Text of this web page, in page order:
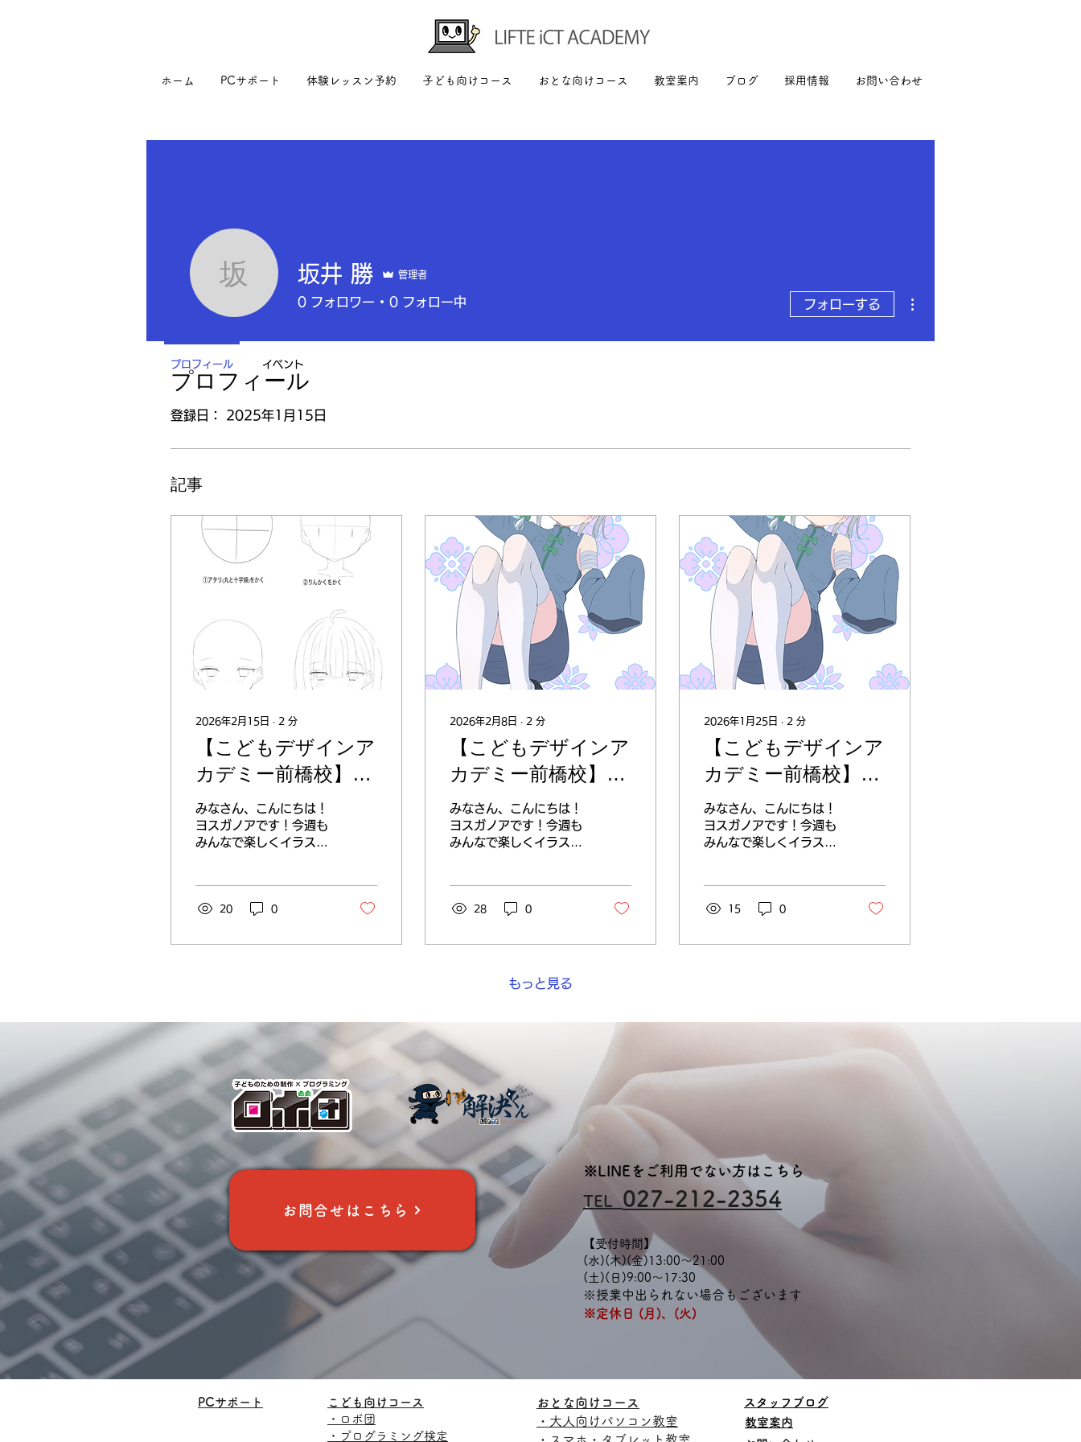
ホーム PCサポート 体験レッスン予約 子ども向けコース おとな向けコース 教室案内 ブログ 採用情報 お問い合わせ
プロフィール
登録日： 2025年1月15日
記事
2026年2月15日 ∙ 2 分
【こどもデザインア
カデミー前橋校】顔
のバランスについ
て！
みなさん、こんにちは！
ヨスガノアです！今週も
みんなで楽しくイラスト
ししました！ 最近は顔を
なで考えています！ ヨス
てみてほしいです！特に
お顔は！ 再現性を高める
のバランスを考えること
がおすすめです。 大変で
すが一旦自分の手癖を封
印して好きな絵を参考に
描いてみると新たな発見
や上達につながります。
顔がよく描けるとその後
の体などを描くモチベー
ションにもつながるので
んからチョコをいただき
ました～！ ありがとうご
ざいます！ ★最後に 新
しい仲間、大募集中で
す！ 「絵を描くのが好
き！」 「もっと上手に描
けるようになりたい！」
そんなお子様をお待ちし
ています！ プロのイラス
トレーターを目指すお子
20 0
2026年2月8日 ∙ 2 分
【こどもデザインア
カデミー前橋校】体
のバランス！
みなさん、こんにちは！
ヨスガノアです！今週も
みんなで楽しくイラスト
ししました！ ポイント
う。体のバランスに違和
が長すぎたり、短すぎた
ことできれいに描けま
す。比率を観察する癖を
つけてみましょう。 ★最
後に 新しい仲間、大募集
中です！ 「絵を描くのが
好き！」 「もっと上手に
描けるようになりた
い！」 そんなお子様をお
待ちしています！ プロの
イラストレーターを目指
すお子様から、絵を描く
ことが好きなお子様ま
で、それぞれのレベルや
ライフスタイルに合わせ
ンも実施中！ 「どんなレ
ッスンか一度見てみた
い」 「うちの子に合うか
な？」 少しでもご興味の
ある方は、ぜひ一度無料
28 0
2026年1月25日 ∙ 2 分
【こどもデザインア
カデミー前橋校】シ
チュエーションの描
き方
みなさん、こんにちは！
ヨスガノアです！今週も
みんなで楽しくイラスト
ストを添削しました。 人
描いていてときめくシチ
で練習するとシチュエー
ん。 ★最後に 新しい仲
間、大募集中です！ 「絵
を描くのが好き！」 「も
っと上手に描けるように
なりたい！」 そんなお子
様をお待ちしています！
プロのイラストレーター
を目指すお子様から、絵
を描くことが好きなお子
様まで、それぞれのレベ
ルやライフスタイルに合
わせてレッスンをご受講
いただけます。 8月から
新規開講しておりますの
で、お気軽にお問い合わ
せください！ 無料体験レ
ッスンも実施中！ 「どん
15 0
もっと見る
坂井 勝
坂井 勝 管理者
0 フォロワー 0 フォロー中 フォローする
プロフィール イベント
お問合せはこちら
※LINEをご利用でない方はこちら
TEL 027-212-2354
【受付時間】
(水)(木)(金)13:00～21:00
​(土)(日)9:00～17:30
※授業中出られない場合もございます
※定休日 (月)、(火)
PCサポート
こども向けコース
​・ロボ団
​・プログラミング検定
おとな向けコース
・大人向けパソコン教室
​スタッフブログ
​教室案内